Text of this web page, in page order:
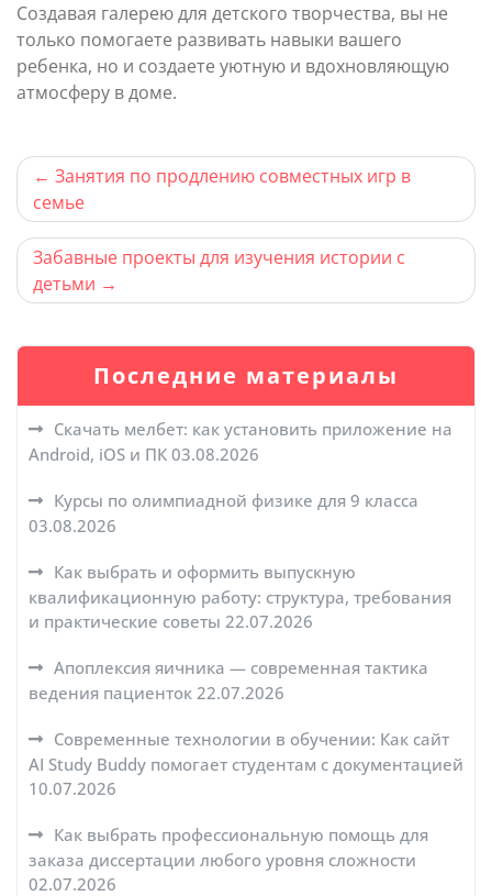
Создавая галерею для детского творчества, вы не
только помогаете развивать навыки вашего
ребенка, но и создаете уютную и вдохновляющую
атмосферу в доме.
Навигация
по
записям
Занятия по продлению совместных игр в
семье
Забавные проекты для изучения истории с
детьми
Последние материалы
Скачать мелбет: как установить приложение на
Android, iOS и ПК 03.08.2026
Курсы по олимпиадной физике для 9 класса
03.08.2026
Как выбрать и оформить выпускную
квалификационную работу: структура, требования
и практические советы 22.07.2026
Апоплексия яичника — современная тактика
ведения пациенток 22.07.2026
Современные технологии в обучении: Как сайт
AI Study Buddy помогает студентам с документацией
10.07.2026
Как выбрать профессиональную помощь для
заказа диссертации любого уровня сложности
02.07.2026